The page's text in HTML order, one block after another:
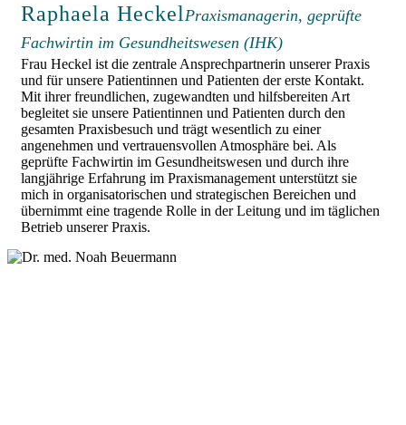
Raphaela Heckel Praxismanagerin, geprüfte
Fachwirtin im Gesundheitswesen (IHK)
Frau Heckel ist die zentrale Ansprechpartnerin unserer Praxis
und für unsere Patientinnen und Patienten der erste Kontakt.
Mit ihrer freundlichen, zugewandten und hilfsbereiten Art
begleitet sie unsere Patientinnen und Patienten durch den
gesamten Praxisbesuch und trägt wesentlich zu einer
angenehmen und vertrauensvollen Atmosphäre bei. Als
geprüfte Fachwirtin im Gesundheitswesen und durch ihre
langjährige Erfahrung im Praxismanagement unterstützt sie
mich in organisatorischen und strategischen Bereichen und
übernimmt eine tragende Rolle in der Leitung und im täglichen
Betrieb unserer Praxis.